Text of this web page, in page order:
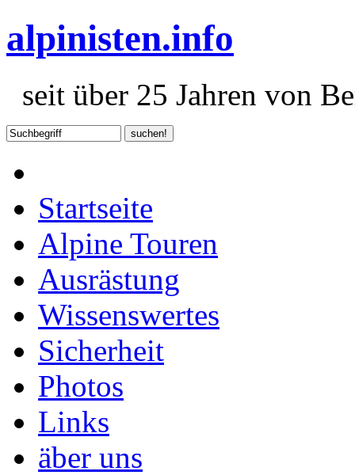
alpinisten.info
seit über 25 Jahren von
Startseite
Alpine Touren
Ausrästung
Wissenswertes
Sicherheit
Photos
Links
äber uns